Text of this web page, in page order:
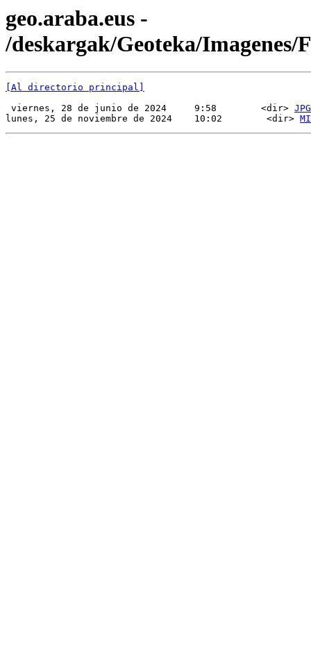
geo.araba.eus -
/deskargak/Geoteka/Imagenes/
[Al directorio principal]
viernes, 28 de junio de 2024     9:58        <dir> JPG
lunes, 25 de noviembre de 2024    10:02        <dir>